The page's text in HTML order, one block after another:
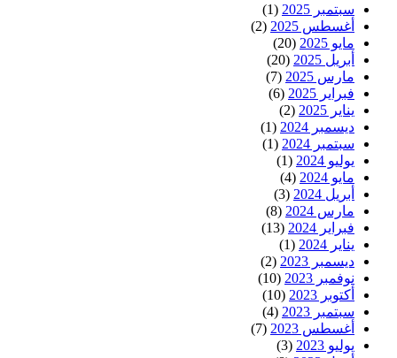
سبتمبر 2025
(1)
أغسطس 2025
(2)
مايو 2025
(20)
أبريل 2025
(20)
مارس 2025
(7)
فبراير 2025
(6)
يناير 2025
(2)
ديسمبر 2024
(1)
سبتمبر 2024
(1)
يوليو 2024
(1)
مايو 2024
(4)
أبريل 2024
(3)
مارس 2024
(8)
فبراير 2024
(13)
يناير 2024
(1)
ديسمبر 2023
(2)
نوفمبر 2023
(10)
أكتوبر 2023
(10)
سبتمبر 2023
(4)
أغسطس 2023
(7)
يوليو 2023
(3)